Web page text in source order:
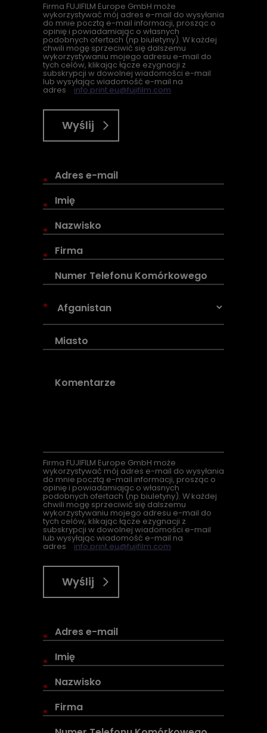
Firma FUJIFILM Europe GmbH może
wykorzystywać mój adres e-mail do wysyłania
do mnie pocztą e-mail informacji, prosząc o
opinię i powiadamiając o własnych
podobnych ofertach (np biuletyny). W każdej
chwili mogę sprzeciwić się dalszemu
wykorzystywaniu mojego adresu e-mail do
tych celów, klikając łącze ezygnacji z
subskrypcji w dowolnej wiadomości e-mail
lub wysyłając wiadomość e-mail na
adres info.print.eu@fujifilm.com
Wyślij
*
*
*
*
*
Firma FUJIFILM Europe GmbH może
wykorzystywać mój adres e-mail do wysyłania
do mnie pocztą e-mail informacji, prosząc o
opinię i powiadamiając o własnych
podobnych ofertach (np biuletyny). W każdej
chwili mogę sprzeciwić się dalszemu
wykorzystywaniu mojego adresu e-mail do
tych celów, klikając łącze ezygnacji z
subskrypcji w dowolnej wiadomości e-mail
lub wysyłając wiadomość e-mail na
adres info.print.eu@fujifilm.com
Wyślij
*
*
*
*